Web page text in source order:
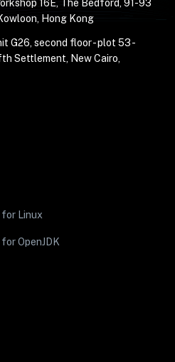
16E, The Bedford, 91-93
Hong Kong
G26, second floor - plot 53 -
Settlement, New Cairo,
for Linux
OpenJDK